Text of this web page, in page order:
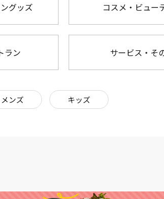
グッズ コスメ・ビュー
ラン サービス・そ
メンズ キッズ